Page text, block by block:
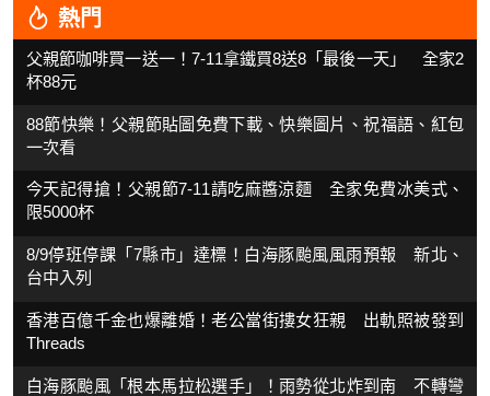
熱門
父親節咖啡買一送一！7-11拿鐵買8送8「最後一天」 全家2
杯88元
88節快樂！父親節貼圖免費下載、快樂圖片、祝福語、紅包
一次看
今天記得搶！父親節7-11請吃麻醬涼麵 全家免費冰美式、
限5000杯
8/9停班停課「7縣市」達標！白海豚颱風風雨預報 新北、
台中入列
香港百億千金也爆離婚！老公當街摟女狂親 出軌照被發到
Threads
白海豚颱風「根本馬拉松選手」！雨勢從北炸到南 不轉彎